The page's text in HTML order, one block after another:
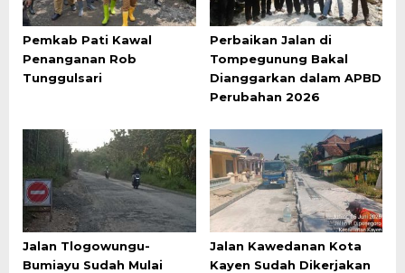
Pemkab Pati Kawal
Penanganan Rob
Tunggulsari
Perbaikan Jalan di
Tompegunung Bakal
Dianggarkan dalam APBD
Perubahan 2026
Jalan Tlogowungu-
Bumiayu Sudah Mulai
Jalan Kawedanan Kota
Kayen Sudah Dikerjakan